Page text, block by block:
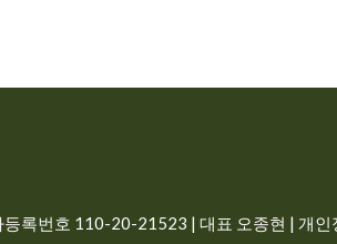
등록번호 110-20-21523 | 대표 오종현 | 개